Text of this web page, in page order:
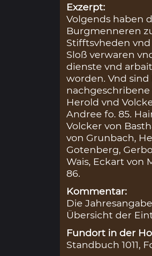
Exzerpt:
Volgends haben
Burgmenneren
Stifftsvheden
Sloß verwaren
dienste vnd
worden. Vnd
Herold vnd
Andree fo. 85.
Volcker von
von Grunbach,
Gotenberg,
Wais, Eckart von
86.
Kommentar:
Die
Übersicht der
Fundort in der
Standbuch 1011,